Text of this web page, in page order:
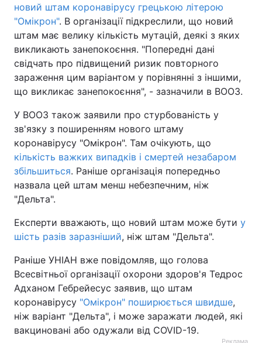
новий штам коронавірусу грецькою літерою
"Омікрон". В організації підкреслили, що новий
штам має велику кількість мутацій, деякі з яких
викликають занепокоєння. "Попередні дані
свідчать про підвищений ризик повторного
зараження цим варіантом у порівнянні з іншими,
що викликає занепокоєння", - зазначили в ВООЗ.
У ВООЗ також заявили про стурбованість у
зв'язку з поширенням нового штаму
коронавірусу "Омікрон". Там очікують, що
кількість важких випадків і смертей незабаром
збільшиться. Раніше організація попередньо
назвала цей штам менш небезпечним, ніж
"Дельта".
Експерти вважають, що новий штам може бути у
шість разів заразніший, ніж штам "Дельта".
Раніше УНІАН вже повідомляв, що голова
Всесвітньої організації охорони здоров'я Тедрос
Адханом Гебрейесус заявив, що штам
коронавірусу "Омікрон" поширюється швидше,
ніж варіант "Дельта", і може заражати людей, які
вакциновані або одужали від COVID-19.
Реклама